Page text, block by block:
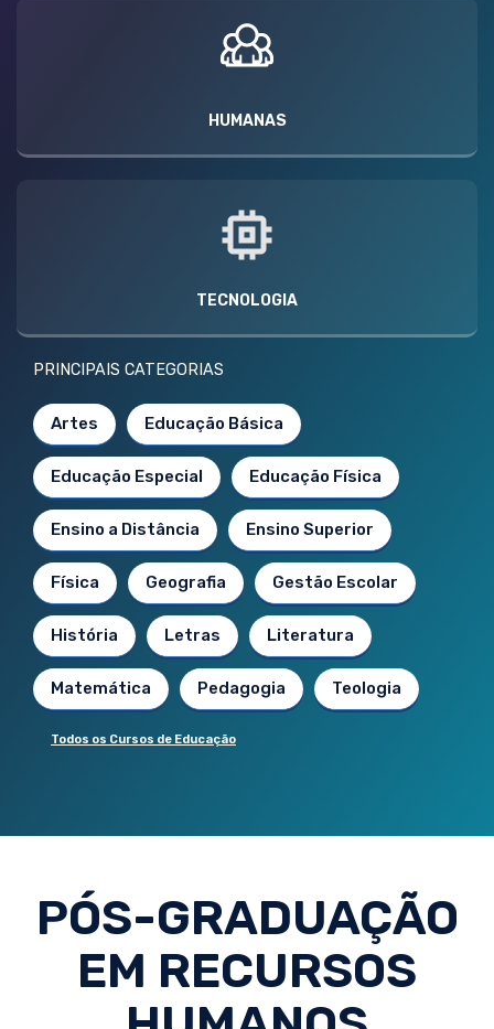
HUMANAS
TECNOLOGIA
PRINCIPAIS CATEGORIAS
Artes Educação Básica
Educação Especial Educação Física
Ensino a Distância Ensino Superior
Física Geografia Gestão Escolar
História Letras Literatura
Matemática Pedagogia Teologia
Todos os Cursos de Educação
PÓS-GRADUAÇÃO
EM RECURSOS